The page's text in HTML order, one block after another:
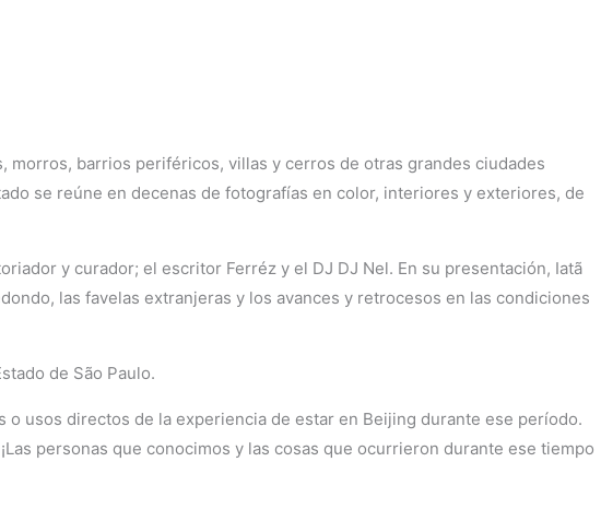
morros, barrios periféricos, villas y cerros de otras grandes ciudades
se reúne en decenas de fotografías en color, interiores y exteriores, de
y curador; el escritor Ferréz y el DJ DJ Nel. En su presentación, Iatã
las favelas extranjeras y los avances y retrocesos en las condiciones
de São Paulo.
usos directos de la experiencia de estar en Beijing durante ese período.
personas que conocimos y las cosas que ocurrieron durante ese tiempo